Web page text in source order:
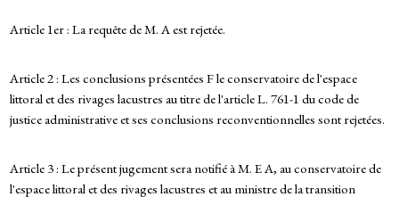
Article 1er : La requête de M. A est rejetée.
Article 2 : Les conclusions présentées F le conservatoire de l'espace
littoral et des rivages lacustres au titre de l'article L. 761-1 du code de
justice administrative et ses conclusions reconventionnelles sont rejetées.
Article 3 : Le présent jugement sera notifié à M. E A, au conservatoire de
l'espace littoral et des rivages lacustres et au ministre de la transition